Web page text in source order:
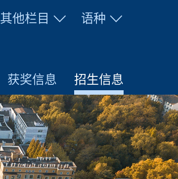
其他栏目 语种
获奖信息 招生信息